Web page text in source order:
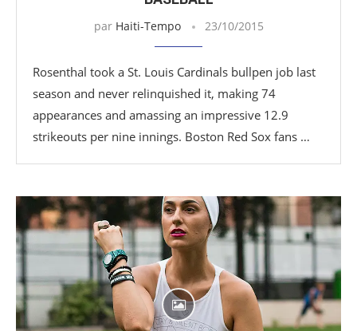
par Haiti-Tempo 23/10/2015
Rosenthal took a St. Louis Cardinals bullpen job last
season and never relinquished it, making 74
appearances and amassing an impressive 12.9
strikeouts per nine innings. Boston Red Sox fans …